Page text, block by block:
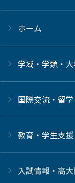
ホーム
学域・学類・
国際交流・留学
教育・学生支
⼊試情報・高